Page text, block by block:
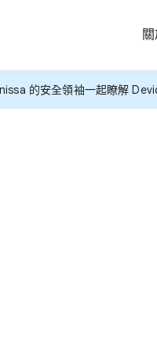
的​安全​領袖​一起​瞭解